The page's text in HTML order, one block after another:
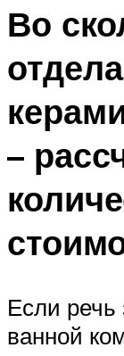
Во
–
Если речь
ванной